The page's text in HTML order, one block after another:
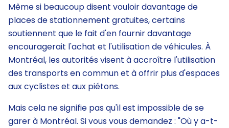
Même si beaucoup disent vouloir davantage de
places de stationnement gratuites, certains
soutiennent que le fait d'en fournir davantage
encouragerait l'achat et l'utilisation de véhicules. À
Montréal, les autorités visent à accroître l'utilisation
des transports en commun et à offrir plus d'espaces
aux cyclistes et aux piétons.
Mais cela ne signifie pas qu'il est impossible de se
garer à Montréal. Si vous vous demandez : "Où y a-t-